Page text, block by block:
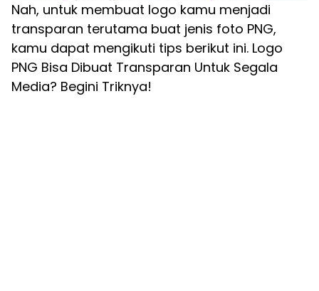
Nah, untuk membuat logo kamu menjadi
transparan terutama buat jenis foto PNG,
kamu dapat mengikuti tips berikut ini. Logo
PNG Bisa Dibuat Transparan Untuk Segala
Media? Begini Triknya!